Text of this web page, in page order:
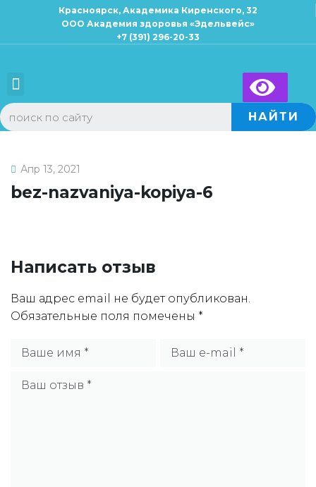
Красноярск, Академика Киренского, 32
ООО Академия здоровья «Эдельвейс»
+7 (391) 296-20-33
НАЙТИ
Апр 13, 2021
bez-nazvaniya-kopiya-6
Написать отзыв
Ваш адрес email не будет опубликован.
Обязательные поля помечены *
Запись к специалисту ×